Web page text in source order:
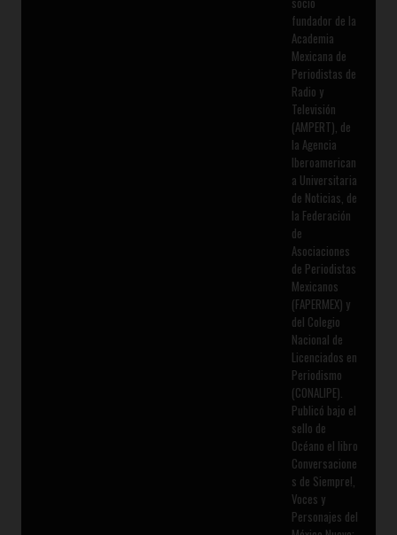
fundador de la
Academia
Mexicana de
Periodistas de
Radio y
Televisión
(AMPERT), de
la Agencia
Iberoamerican
a Universitaria
de Noticias, de
la Federación
de
Asociaciones
de Periodistas
Mexicanos
(FAPERMEX) y
del Colegio
Nacional de
Licenciados en
Periodismo
(CONALIPE).
Publicó bajo el
sello de
Océano el libro
Conversacione
s de Siempre!,
Voces y
Personajes del